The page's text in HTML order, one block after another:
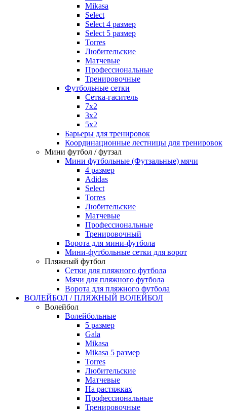
Mikasa
Select
Select 4 размер
Select 5 размер
Torres
Любительские
Матчевые
Профессиональные
Тренировочные
Футбольные сетки
Сетка-гаситель
7x2
3х2
5х2
Барьеры для тренировок
Координационные лестницы для тренировок
Мини футбол / футзал
Мини футбольные (Футзальные) мячи
4 размер
Adidas
Select
Torres
Любительские
Матчевые
Профессиональные
Тренировочный
Ворота для мини-футбола
Мини-футбольные сетки для ворот
Пляжный футбол
Сетки для пляжного футбола
Мячи для пляжного футбола
Ворота для пляжного футбола
ВОЛЕЙБОЛ / ПЛЯЖНЫЙ ВОЛЕЙБОЛ
Волейбол
Волейбольные
5 размер
Gala
Mikasa
Mikasa 5 размер
Torres
Любительские
Матчевые
На растяжках
Профессиональные
Тренировочные